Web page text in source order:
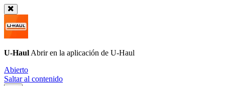
U-Haul Abrir en la aplicación de U-Haul
Abierto
Saltar al contenido